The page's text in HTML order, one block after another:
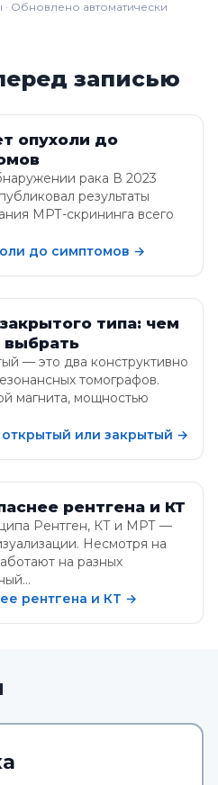
· Обновлено автоматически
записью
опухоли до
рака В 2023
результаты
МРТ-скрининга всего
до симптомов →
типа: чем
выбрать
— это два конструктивно
томографов.
магнита, мощностью
или закрытый →
рентгена и КТ
Рентген, КТ и МРТ —
Несмотря на
на разных
рентгена и КТ →